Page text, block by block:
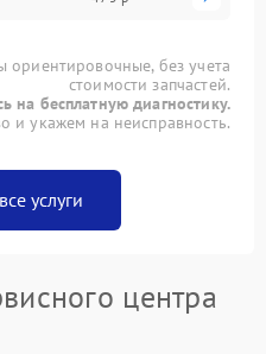
ориентировочные, без учета
стоимости запчастей.
на бесплатную диагностику.
и укажем на неисправность.
услуги
центра